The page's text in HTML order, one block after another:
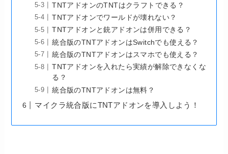
TNTアドオンのTNTはクラフトできる？
TNTアドオンでワールドが壊れない？
TNTアドオンと銃アドオンは併用できる？
統合版のTNTアドオンはSwitchでも使える？
統合版のTNTアドオンはスマホでも使える？
TNTアドオンを入れたら実績が解除できなくな
る？
統合版のTNTアドオンは無料？
マイクラ統合版にTNTアドオンを導入しよう！